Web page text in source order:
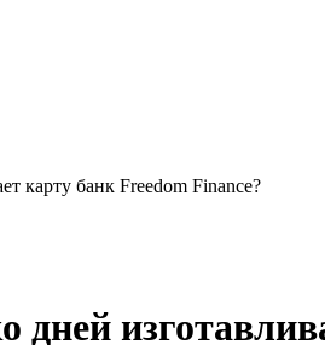
карту банк Freedom Finance?
дней